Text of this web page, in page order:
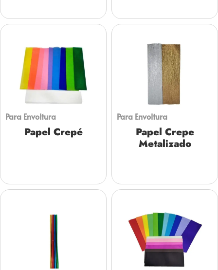
Para Envoltura
Papel Crepé
Para Envoltura
Papel Crepe
Metalizado